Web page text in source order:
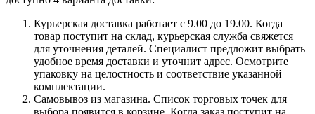
Курьерская доставка работает с 9.00 до 19.00. Когда
товар поступит на склад, курьерская служба свяжется
для уточнения деталей. Специалист предложит выбрать
удобное время доставки и уточнит адрес. Осмотрите
упаковку на целостность и соответствие указанной
комплектации.
Самовывоз из магазина. Список торговых точек для